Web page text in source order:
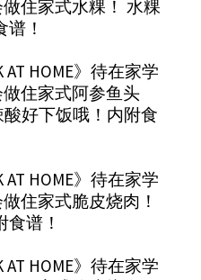
住家式水粿！ 水粿
！
AT HOME》待在家学
住家式阿参鱼头
好下饭哦！内附食
AT HOME》待在家学
住家式脆皮烧肉！
谱！
AT HOME》待在家学